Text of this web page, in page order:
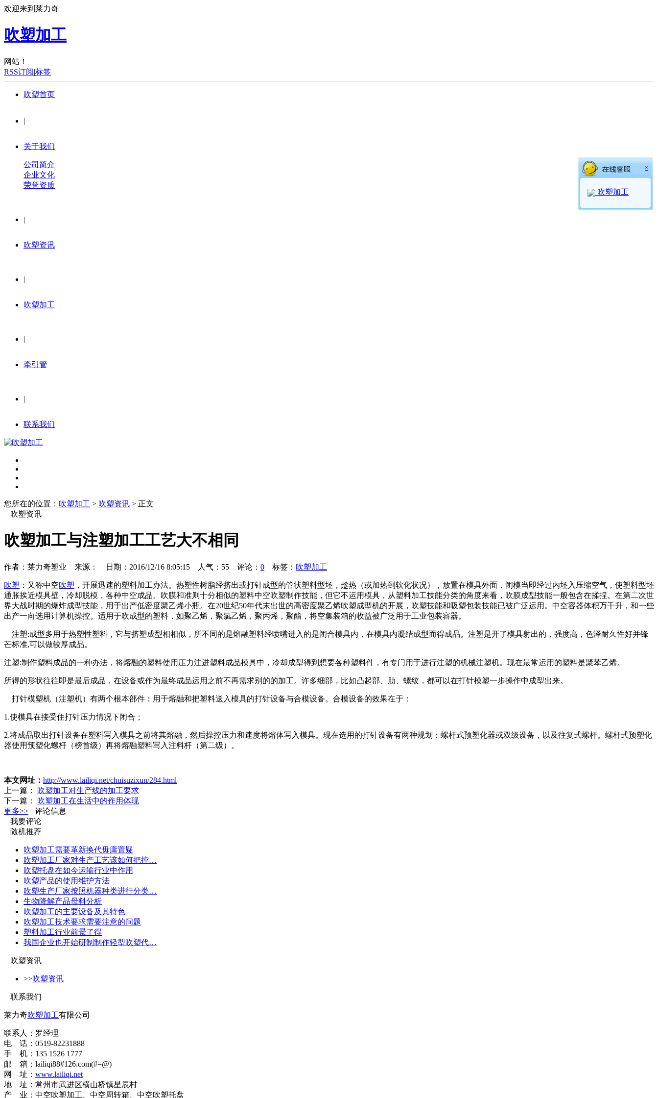
欢迎来到莱力奇
吹塑加工
网站！
RSS订阅|标签
吹塑首页
|
关于我们
公司简介
企业文化
荣誉资质
|
吹塑资讯
|
吹塑加工
|
牵引管
|
联系我们
您所在的位置： 吹塑加工 > 吹塑资讯 > 正文
吹塑资讯
吹塑加工与注塑加工工艺大不相同
作者：莱力奇塑业 来源： 日期：2016/12/16 8:05:15 人气： 55 评论： 0 标签： 吹塑加工
吹塑 ：又称中空吹塑 ，开展迅速的塑料加工办法。热塑性树脂经挤出或打针成型的管状塑料型坯，趁热（或加热到软化状况），放置在模具外面，闭模当即经过内坯入压缩空气，使塑料型坯
通胀挨近模具壁，冷却脱模，各种中空成品。吹膜和准则十分相似的塑料中空吹塑制作技能，但它不运用模具，从塑料加工技能分类的角度来看，吹膜成型技能一般包含在揉捏。在第二次世
界大战时期的爆炸成型技能，用于出产低密度聚乙烯小瓶。在20世纪50年代末出世的高密度聚乙烯吹塑成型机的开展，吹塑技能和吸塑包装技能已被广泛运用。中空容器体积万千升，和一些
出产一向选用计算机操控。适用于吹成型的塑料，如聚乙烯，聚氯乙烯，聚丙烯，聚酯，将空集装箱的收益被广泛用于工业包装容器。
注塑:成型多用于热塑性塑料，它与挤塑成型相相似，所不同的是熔融塑料经喷嘴进入的是闭合模具内，在模具内凝结成型而得成品。注塑是开了模具射出的，强度高，色泽耐久性好并锋
芒标准,可以做较厚成品。
注塑:制作塑料成品的一种办法，将熔融的塑料使用压力注进塑料成品模具中，冷却成型得到想要各种塑料件，有专门用于进行注塑的机械注塑机。现在最常运用的塑料是聚苯乙烯。
所得的形状往往即是最后成品，在设备或作为最终成品运用之前不再需求别的的加工。许多细部，比如凸起部、肋、螺纹，都可以在打针模塑一步操作中成型出来。
打针模塑机（注塑机）有两个根本部件：用于熔融和把塑料送入模具的打针设备与合模设备。合模设备的效果在于：
1.使模具在接受住打针压力情况下闭合；
2.将成品取出打针设备在塑料写入模具之前将其熔融，然后操控压力和速度将熔体写入模具。现在选用的打针设备有两种规划：螺杆式预塑化器或双级设备，以及往复式螺杆。螺杆式预塑化
器使用预塑化螺杆（榜首级）再将熔融塑料写入注料杆（第二级）。
本文网址： http://www.lailiqi.net/chuisuzixun/284.html
上一篇： 吹塑加工对生产线的加工要求
下一篇： 吹塑加工在生活中的作用体现
更多>>
评论信息
我要评论
随机推荐
吹塑加工需要革新换代毋庸置疑
吹塑加工厂家对生产工艺该如何把控…
吹塑托盘在如今运输行业中作用
吹塑产品的使用维护方法
吹塑生产厂家按照机器种类进行分类…
生物降解产品母料分析
吹塑加工的主要设备及其特色
吹塑加工技术要求需要注意的问题
塑料加工行业前景了得
我国企业也开始研制制作轻型吹塑代…
吹塑资讯
>>吹塑资讯
联系我们
莱力奇吹塑加工有限公司
联系人：罗经理
电 话：0519-82231888
手 机：135 1526 1777
邮 箱：lailiqi88#126.com(#=@)
网 址： www.lailiqi.net
地 址：常州市武进区横山桥镇星辰村
产 业：中空吹塑加工、中空周转箱、中空吹塑托盘
×
吹塑加工